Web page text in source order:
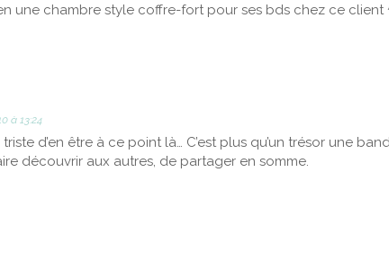
une chambre style coffre-fort pour ses bds chez ce client
à 13:24
triste d’en être à ce point là… C’est plus qu’un trésor une
découvrir aux autres, de partager en somme.